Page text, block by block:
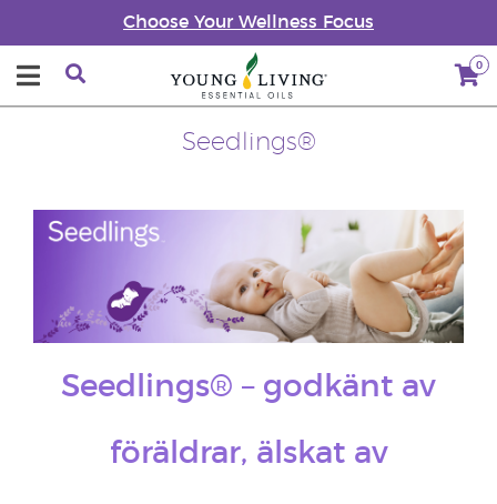
Choose Your Wellness Focus
0
Seedlings®
Seedlings® – godkänt av
föräldrar, älskat av